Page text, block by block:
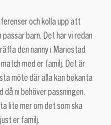
och kolla upp att
barn. Det har vi redan
den nanny i Mariestad
med er familj. Det är
möte där alla kan bekanta
då ni behöver passningen.
lite mer om det som ska
er familj.